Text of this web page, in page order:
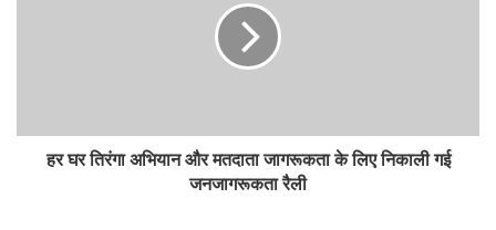
हर घर तिरंगा अभियान और मतदाता जागरूकता के लिए निकाली गई
जनजागरूकता रैली